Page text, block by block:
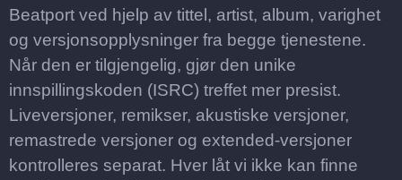
Beatport ved hjelp av tittel, artist, album, varighet
og versjonsopplysninger fra begge tjenestene.
Når den er tilgjengelig, gjør den unike
innspillingskoden (ISRC) treffet mer presist.
Liveversjoner, remikser, akustiske versjoner,
remastrede versjoner og extended-versjoner
kontrolleres separat. Hver låt vi ikke kan finne